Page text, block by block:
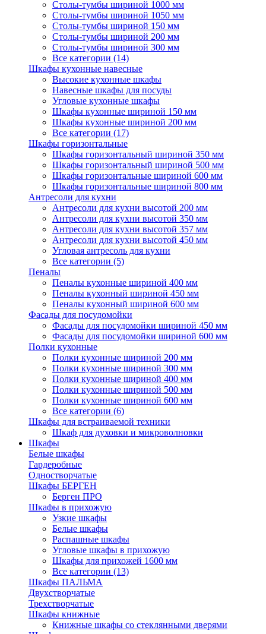
Столы-тумбы шириной 1000 мм
Столы-тумбы шириной 1050 мм
Столы-тумбы шириной 150 мм
Столы-тумбы шириной 200 мм
Столы-тумбы шириной 300 мм
Все категории (14)
Шкафы кухонные навесные
Высокие кухонные шкафы
Навесные шкафы для посуды
Угловые кухонные шкафы
Шкафы кухонные шириной 150 мм
Шкафы кухонные шириной 200 мм
Все категории (17)
Шкафы горизонтальные
Шкафы горизонтальный шириной 350 мм
Шкафы горизонтальный шириной 500 мм
Шкафы горизонтальные шириной 600 мм
Шкафы горизонтальные шириной 800 мм
Антресоли для кухни
Антресоли для кухни высотой 200 мм
Антресоли для кухни высотой 350 мм
Антресоли для кухни высотой 357 мм
Антресоли для кухни высотой 450 мм
Угловая антресоль для кухни
Все категории (5)
Пеналы
Пеналы кухонные шириной 400 мм
Пеналы кухонный шириной 450 мм
Пеналы кухонный шириной 600 мм
Фасады для посудомойки
Фасады для посудомойки шириной 450 мм
Фасады для посудомойки шириной 600 мм
Полки кухонные
Полки кухонные шириной 200 мм
Полки кухонные шириной 300 мм
Полки кухонные шириной 400 мм
Полки кухонные шириной 500 мм
Полки кухонные шириной 600 мм
Все категории (6)
Шкафы для встраиваемой техники
Шкаф для духовки и микроволновки
Шкафы
Белые шкафы
Гардеробные
Одностворчатые
Шкафы БЕРГЕН
Берген ПРО
Шкафы в прихожую
Узкие шкафы
Белые шкафы
Распашные шкафы
Угловые шкафы в прихожую
Шкафы для прихожей 1600 мм
Все категории (13)
Шкафы ПАЛЬМА
Двухстворчатые
Трехстворчатые
Шкафы книжные
Книжные шкафы со стеклянными дверями